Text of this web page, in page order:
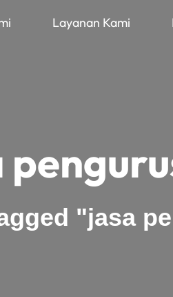
Layanan Kami
"jasa